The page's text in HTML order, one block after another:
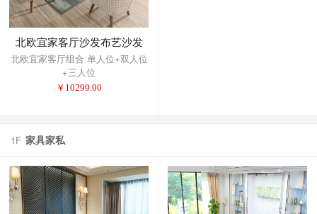
北欧宜家客厅沙发布艺沙发
北欧宜家客厅组合 单人位+双人位
+三人位
￥ 10299.00
1F 家具家私